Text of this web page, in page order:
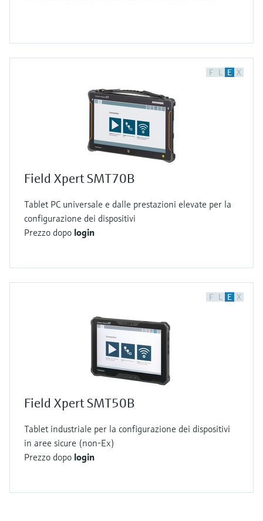
F L E X
Field Xpert SMT70B
Tablet PC universale e dalle prestazioni elevate per la
configurazione dei dispositivi
Prezzo dopo login
F L E X
Field Xpert SMT50B
Tablet industriale per la configurazione dei dispositivi
in aree sicure (non-Ex)
Prezzo dopo login